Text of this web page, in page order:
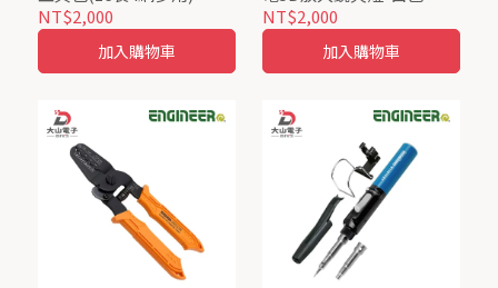
ProsKit ProsKit
NT$2,000
加入購物車
110V Pro’sKit ProsKit
NT$2,000
加入購物車